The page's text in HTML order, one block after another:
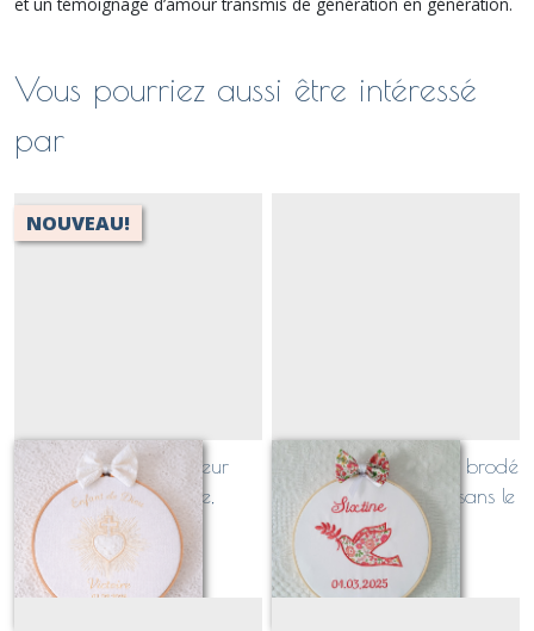
Vous pourriez aussi être intéressé
par
NOUVEAU!
tambour sacré coeur
broderie anglaise,
personnalisable (texte,
prénom, date)
À partir de 38
tambour de baptême brodé
COLOMBE (avec ou sans le
support de médaille)
À partir de 38